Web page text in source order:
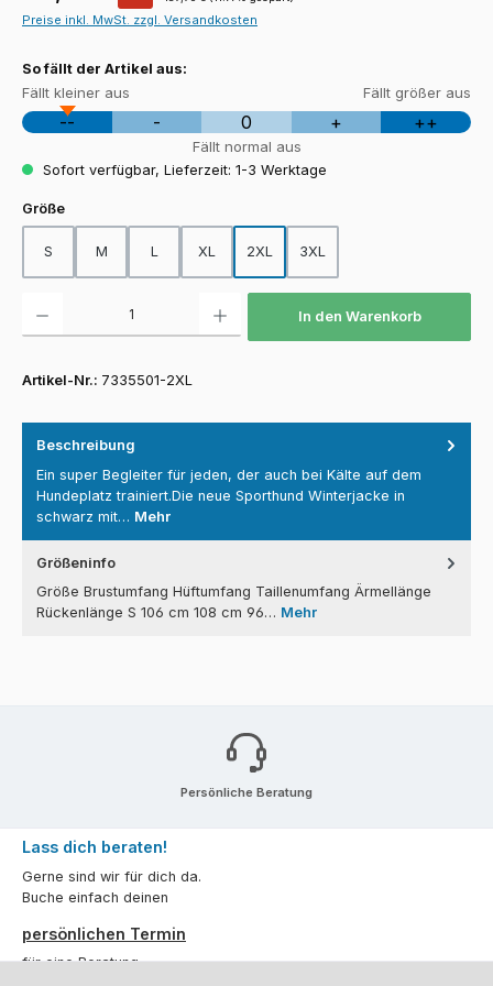
Preise inkl. MwSt. zzgl. Versandkosten
So fällt der Artikel aus:
Fällt kleiner aus Fällt größer aus
-- - 0 + ++
Fällt normal aus
Sofort verfügbar, Lieferzeit: 1-3 Werktage
Größeauswählen
S M L XL 2XL 3XL
In den Warenkorb
Artikel-Nr.: 7335501-2XL
Beschreibung
Ein super Begleiter für jeden, der auch bei Kälte auf dem
Hundeplatz trainiert.Die neue Sporthund Winterjacke in
schwarz mit… Mehr
Größeninfo
Größe Brustumfang Hüftumfang Taillenumfang Ärmellänge
Rückenlänge S 106 cm 108 cm 96… Mehr
Persönliche Beratung
Lass dich beraten!
Gerne sind wir für dich da.
Buche einfach deinen
persönlichen Termin
für eine Beratung.